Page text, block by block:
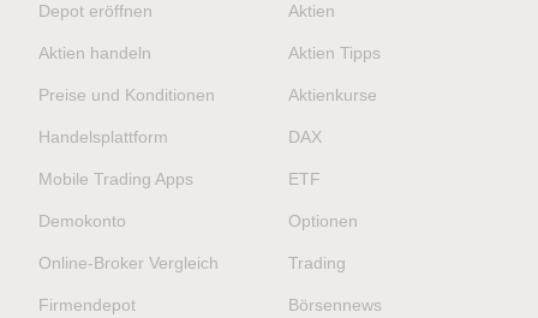
Depot eröffnen
Aktien handeln
Preise und Konditionen
Handelsplattform
Mobile Trading Apps
Demokonto
Online-Broker Vergleich
Firmendepot
Aktien
Aktien Tipps
Aktienkurse
DAX
ETF
Optionen
Trading
Börsennews